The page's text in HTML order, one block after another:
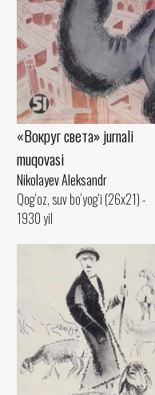
«Вокруг света» jurnali
muqovasi
Nikolayev Aleksandr
Qog‘oz, suv bo‘yog‘i (26x21) -
1930 yil